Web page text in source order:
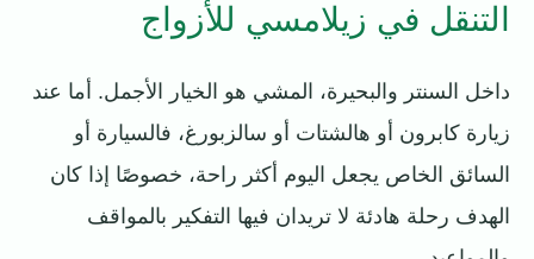
التنقل في زيلامسي للأزواج
داخل السنتر والبحيرة، المشي هو الخيار الأجمل. أما عند
زيارة كابرون أو هالشتات أو سالزبورغ، فالسيارة أو
السائق الخاص يجعل اليوم أكثر راحة، خصوصًا إذا كان
الهدف رحلة هادئة لا تريدان فيها التفكير بالمواقف